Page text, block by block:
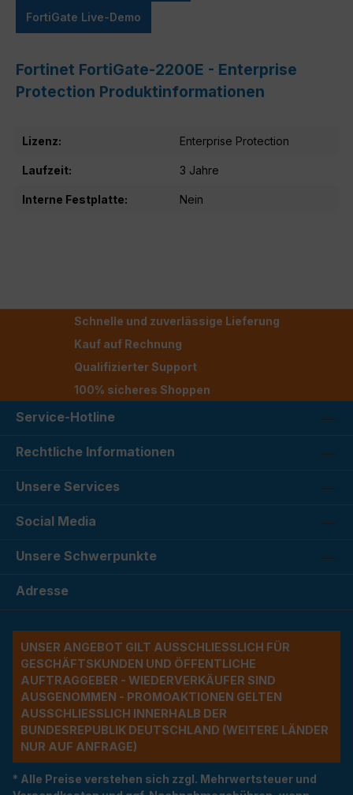
FortiGate Live-Demo
Fortinet FortiGate-2200E - Enterprise
Protection Produktinformationen
Lizenz: Enterprise Protection
Laufzeit: 3 Jahre
Interne Festplatte: Nein
Schnelle und zuverlässige Lieferung
Kauf auf Rechnung
Qualifizierter Support
100% sicheres Shoppen
Service-Hotline
Rechtliche Informationen
Unsere Services
Social Media
Unsere Schwerpunkte
Adresse
UNSER ANGEBOT GILT AUSSCHLIESSLICH FÜR G
ESCHÄFTSKUNDEN UND ÖFFENTLICHE A
UFTRAGGEBER - WIEDERVERKÄUFER SIND A
USGENOMMEN - PROMOAKTIONEN GELTEN A
USSCHLIESSLICH INNERHALB DER BU
NDESREPUBLIK DEUTSCHLAND (WEITERE LÄNDER NU
R AUF ANFRAGE)
* Alle Preise verstehen sich zzgl. Mehrwertsteuer und